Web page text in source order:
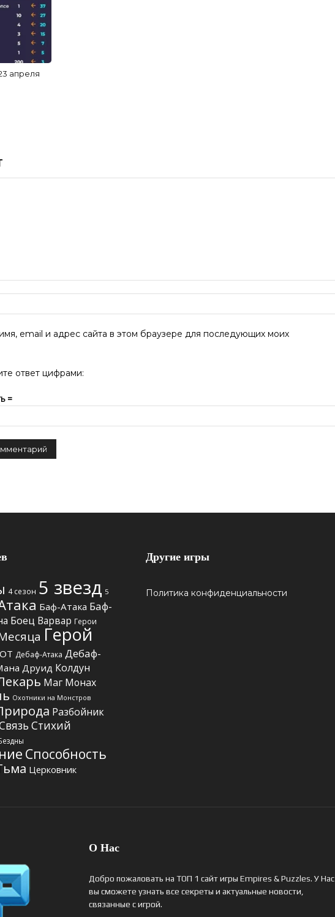
апреля
email и адрес сайта в этом браузере для последующих моих
ответ цифрами:
=
4 сезон 5 звезд 5
Баф-Атака Баф-
Боец Варвар Герои
Герой
Дебаф-Атака Дебаф-
Друид Колдун
Маг Монах
Охотники на Монстров
Разбойник
Стихий
Способность
Церковник
Другие игры
Политика конфиденциальности
О Нас
Добро пожаловать на ТОП 1 сайт игры Empires & Puzzles. У Нас
вы сможете узнать все секреты и актуальные новости,
связанные с игрой.